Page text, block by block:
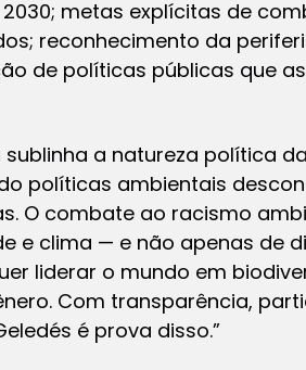
metas explícitas de
reconhecimento da
de políticas públicas que
sublinha a natureza política
políticas ambientais
O combate ao racismo
e clima — e não apenas de
liderar o mundo em
Com transparência,
é prova disso.”